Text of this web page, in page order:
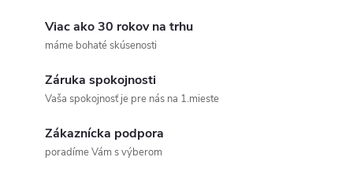
Viac ako 30 rokov na trhu
máme bohaté skúsenosti
Záruka spokojnosti
Vaša spokojnosť je pre nás na 1.mieste
Zákaznícka podpora
poradíme Vám s výberom